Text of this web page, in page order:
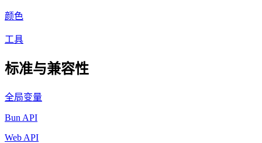
颜色
工具
标准与兼容性
全局变量
Bun API
Web API